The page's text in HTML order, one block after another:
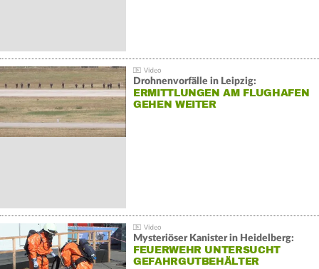
Drohnenvorfälle in Leipzig:
ERMITTLUNGEN AM FLUGHAFEN
GEHEN WEITER
Mysteriöser Kanister in Heidelberg:
FEUERWEHR UNTERSUCHT
GEFAHRGUTBEHÄLTER